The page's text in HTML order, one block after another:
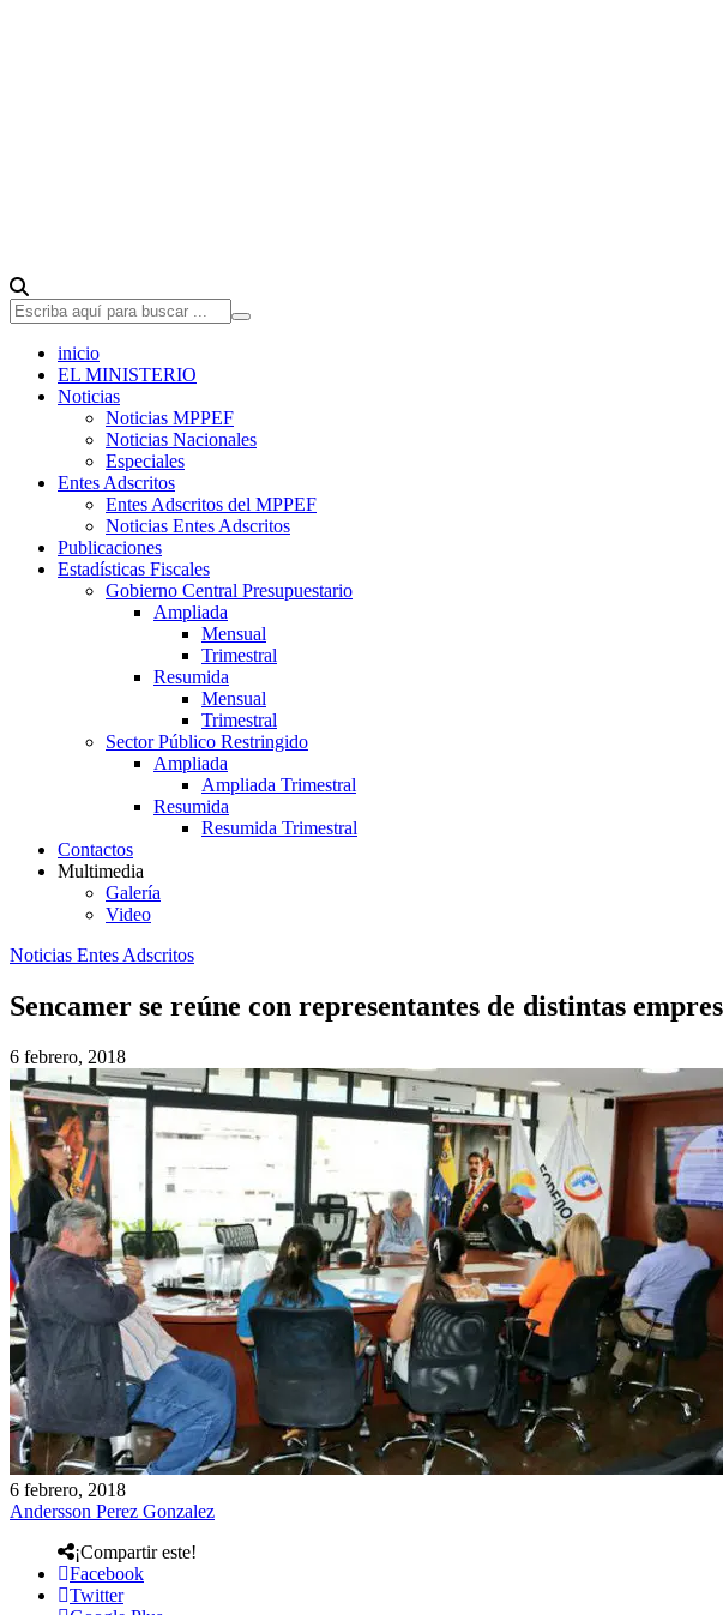
inicio
EL MINISTERIO
Noticias
Noticias MPPEF
Noticias Nacionales
Especiales
Entes Adscritos
Entes Adscritos del MPPEF
Noticias Entes Adscritos
Publicaciones
Estadísticas Fiscales
Gobierno Central Presupuestario
Ampliada
Mensual
Trimestral
Resumida
Mensual
Trimestral
Sector Público Restringido
Ampliada
Ampliada Trimestral
Resumida
Resumida Trimestral
Contactos
Multimedia
Galería
Video
Noticias Entes Adscritos
Sencamer se reúne con representantes de distintas
6 febrero, 2018
6 febrero, 2018
Andersson Perez Gonzalez
¡Compartir este!
Facebook
Twitter